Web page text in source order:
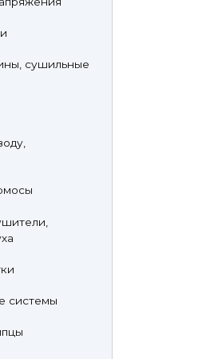
сушильные
системы